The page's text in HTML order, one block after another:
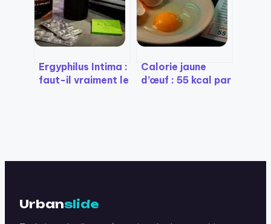
Ergyphilus Intima :
faut-il vraiment le
Calorie jaune
d’œuf : 55 kcal par
Urbanslide